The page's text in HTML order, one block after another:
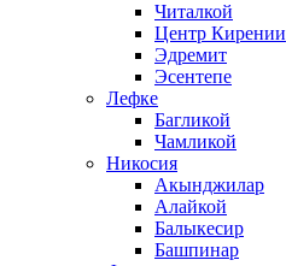
Читалкой
Центр Кирении
Эдремит
Эсентепе
Лефке
Багликой
Чамликой
Никосия
Акынджилар
Алайкой
Балыкесир
Башпинар